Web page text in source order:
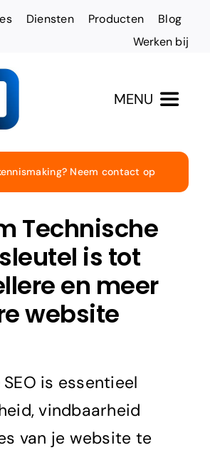
Diensten Producten
Blog
Werken bij
MENU
Neem contact op
Technische
is tot
en meer
website
is essentieel
vindbaarheid
van je website te